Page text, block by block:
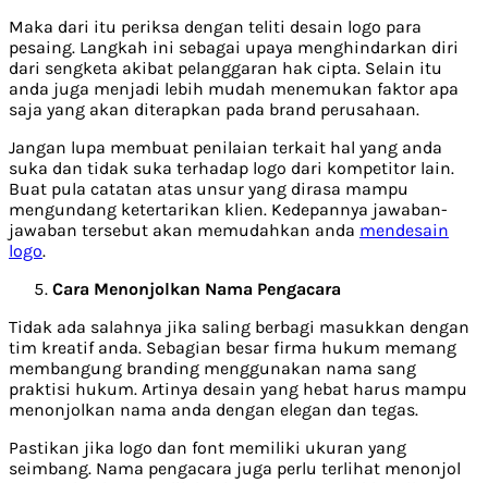
Maka dari itu periksa dengan teliti desain logo para
pesaing. Langkah ini sebagai upaya menghindarkan diri
dari sengketa akibat pelanggaran hak cipta. Selain itu
anda juga menjadi lebih mudah menemukan faktor apa
saja yang akan diterapkan pada brand perusahaan.
Jangan lupa membuat penilaian terkait hal yang anda
suka dan tidak suka terhadap logo dari kompetitor lain.
Buat pula catatan atas unsur yang dirasa mampu
mengundang ketertarikan klien. Kedepannya jawaban-
jawaban tersebut akan memudahkan anda mendesain
logo.
Cara Menonjolkan Nama Pengacara
Tidak ada salahnya jika saling berbagi masukkan dengan
tim kreatif anda. Sebagian besar firma hukum memang
membangung branding menggunakan nama sang
praktisi hukum. Artinya desain yang hebat harus mampu
menonjolkan nama anda dengan elegan dan tegas.
Pastikan jika logo dan font memiliki ukuran yang
seimbang. Nama pengacara juga perlu terlihat menonjol